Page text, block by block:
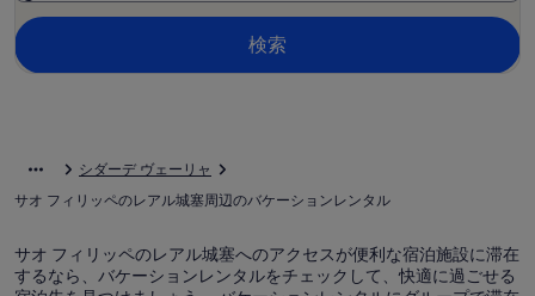
検索
シダーデ ヴェーリャ
サオ フィリッペのレアル城塞周辺のバケーションレンタル
サオ フィリッペのレアル城塞へのアクセスが便利な宿泊施設に滞在
するなら、バケーションレンタルをチェックして、快適に過ごせる